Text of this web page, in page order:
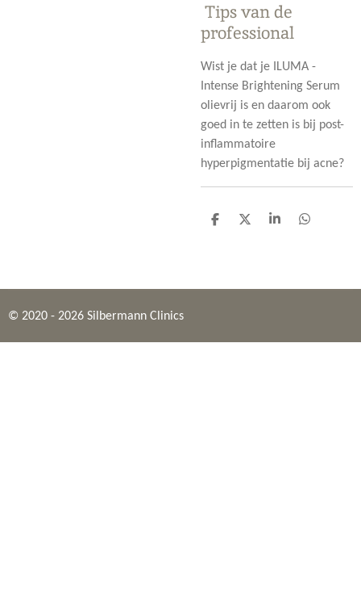
Tips van de
professional
Wist je dat je ILUMA -
Intense Brightening Serum
olievrij is en daarom ook
goed in te zetten is bij post-
inflammatoire
hyperpigmentatie bij acne?
D
D
S
D
© 2020 - 2026 Silbermann Clinics